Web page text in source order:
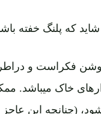
که پلنگ خفته باشد
فکراست و
خاک میباشد.
(چنانچه این